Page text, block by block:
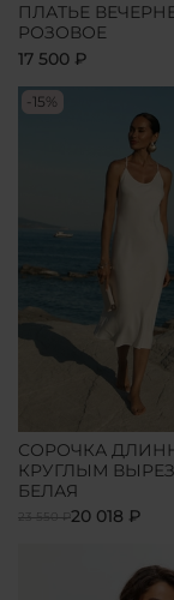
ПЛАТЬЕ
РОЗОВОЕ
17 500 ₽
-15%
СОРОЧКА
КРУГЛЫМ
БЕЛАЯ
23 550 ₽20 018 ₽